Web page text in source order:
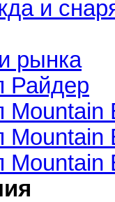
и
рынка
Райдер
Mountain
Mountain